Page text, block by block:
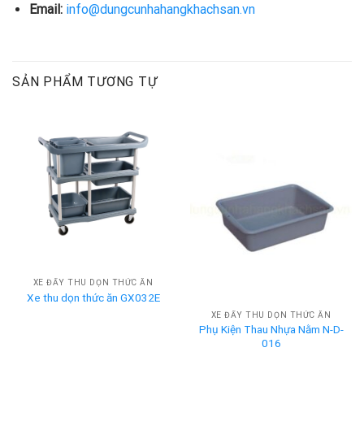
Email: info@dungcunhahangkhachsan.vn
SẢN PHẨM TƯƠNG TỰ
XE ĐẨY THU DỌN THỨC ĂN
Xe thu dọn thức ăn GX032E
XE ĐẨY THU DỌN THỨC ĂN
Phụ Kiện Thau Nhựa Nằm N-D-
016